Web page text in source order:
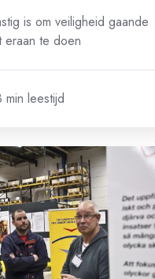
is om veiligheid gaande
eraan te doen
min leestijd